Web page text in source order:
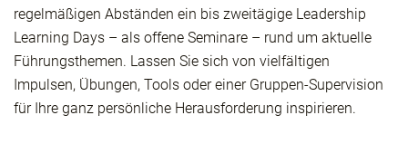
regelmäßigen Abständen ein bis zweitägige Leadership
Learning Days – als offene Seminare – rund um aktuelle
Führungsthemen. Lassen Sie sich von vielfältigen
Impulsen, Übungen, Tools oder einer Gruppen-Supervision
für Ihre ganz persönliche Herausforderung inspirieren.